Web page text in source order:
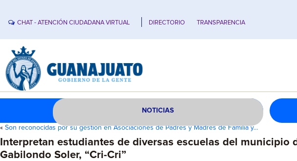
CHAT - ATENCIÓN CIUDADANA VIRTUAL DIRECTORIO TRANSPARENCIA
NOTICIAS
« Son reconocidas por su gestión en Asociaciones de Padres y Madres de Familia y…
Interpretan estudiantes de diversas escuelas del
Gabilondo Soler, “Cri-Cri”